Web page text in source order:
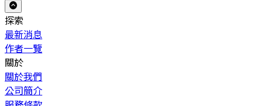
探索
最新消息
作者一覽
關於
關於我們
公司簡介